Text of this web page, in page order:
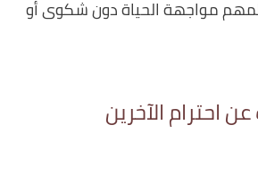
مواجهة الحياة دون شكوى أو
احترام الآخرين